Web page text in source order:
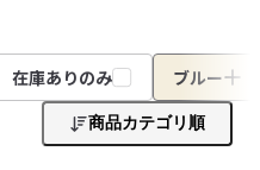
在庫ありのみ ブルー
商品カテゴリ順